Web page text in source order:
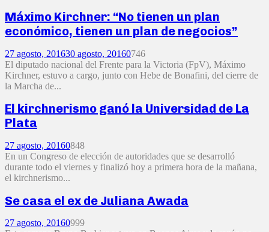
Máximo Kirchner: “No tienen un plan
económico, tienen un plan de negocios”
27 agosto, 201630 agosto, 20160746
El diputado nacional del Frente para la Victoria (FpV), Máximo
Kirchner, estuvo a cargo, junto con Hebe de Bonafini, del cierre de
la Marcha de...
El kirchnerismo ganó la Universidad de La
Plata
27 agosto, 20160848
En un Congreso de elección de autoridades que se desarrolló
durante todo el viernes y finalizó hoy a primera hora de la mañana,
el kirchnerismo...
Se casa el ex de Juliana Awada
27 agosto, 20160999